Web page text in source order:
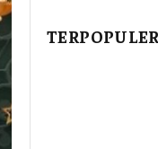
TERPOPULER